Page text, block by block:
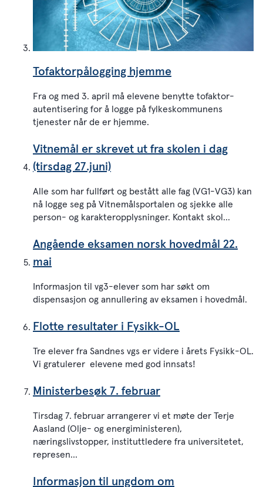
Tofaktorpålogging hjemme
Fra og med 3. april må elevene benytte tofaktor-
autentisering for å logge på fylkeskommunens
tjenester når de er hjemme.
Vitnemål er skrevet ut fra skolen i dag
(tirsdag 27.juni)
Alle som har fullført og bestått alle fag (VG1-VG3) kan
nå logge seg på Vitnemålsportalen og sjekke alle
person- og karakteropplysninger. Kontakt skol...
Angående eksamen norsk hovedmål 22.
mai
Informasjon til vg3-elever som har søkt om
dispensasjon og annullering av eksamen i hovedmål.
Flotte resultater i Fysikk-OL
Tre elever fra Sandnes vgs er videre i årets Fysikk-OL.
Vi gratulerer elevene med god innsats!
Ministerbesøk 7. februar
Tirsdag 7. februar arrangerer vi et møte der Terje
Aasland (Olje- og energiministeren),
næringslivstopper, instituttledere fra universitetet,
represen...
Informasjon til ungdom om